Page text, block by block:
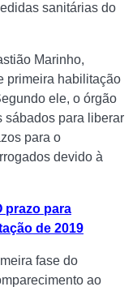
sanitárias do
Marinho,
primeira habilitação
ele, o órgão
sábados para liberar
para o
devido à
prazo para
de 2019
fase do
ao